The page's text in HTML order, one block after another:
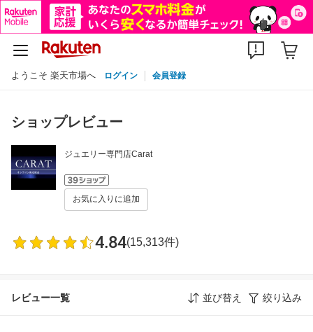
ようこそ 楽天市場へ ログイン 会員登録
ショップレビュー
ジュエリー専門店Carat
お気に入りに追加
4.84(15,313件)
レビュー一覧 並び替え 絞り込み